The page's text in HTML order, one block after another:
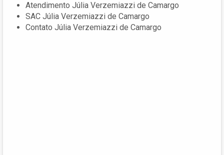
Atendimento Júlia Verzemiazzi de Camargo
SAC Júlia Verzemiazzi de Camargo
Contato Júlia Verzemiazzi de Camargo